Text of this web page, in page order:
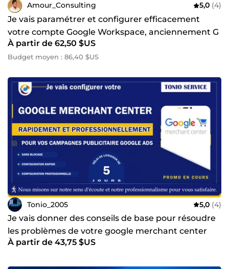
Amour_Consulting 5,0 (4)
Je vais paramétrer et configurer efficacement
votre compte Google Workspace, anciennement G
Suite
À partir de 62,50 $US
Budget moyen : 86,40 $US
Tonio_2005 5,0 (4)
Je vais donner des conseils de base pour résoudre
les problèmes de votre google merchant center
À partir de 43,75 $US